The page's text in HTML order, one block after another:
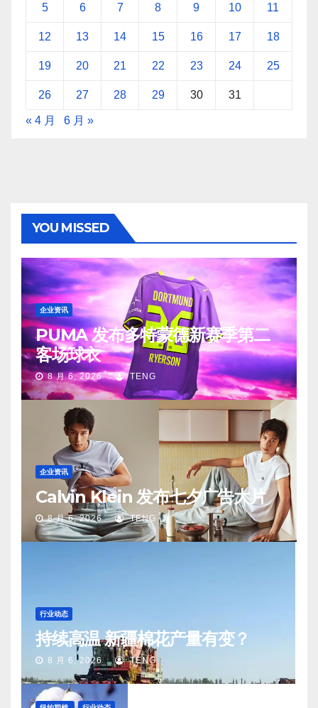
5 6 7 8 9 10 11
12 13 14 15 16 17 18
19 20 21 22 23 24 25
26 27 28 29 30 31
« 4 月 6 月 »
YOU MISSED
企业资讯
PUMA 发布多特蒙德新赛季第二
客场球衣
8 月 6, 2026 TENG
企业资讯
Calvin Klein 发布七夕广告大片
8 月 6, 2026 TENG
行业动态
持续高温 新疆棉花产量有变？
8 月 6, 2026 TENG